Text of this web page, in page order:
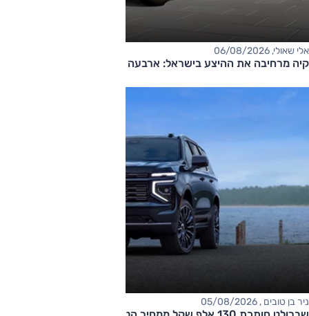
אלי שאולי, 06/08/2026
קיה מרחיבה את ההיצע בישראל: ארבעה דגמים חדשים בדרך
ניר בן טובים , 05/08/2026